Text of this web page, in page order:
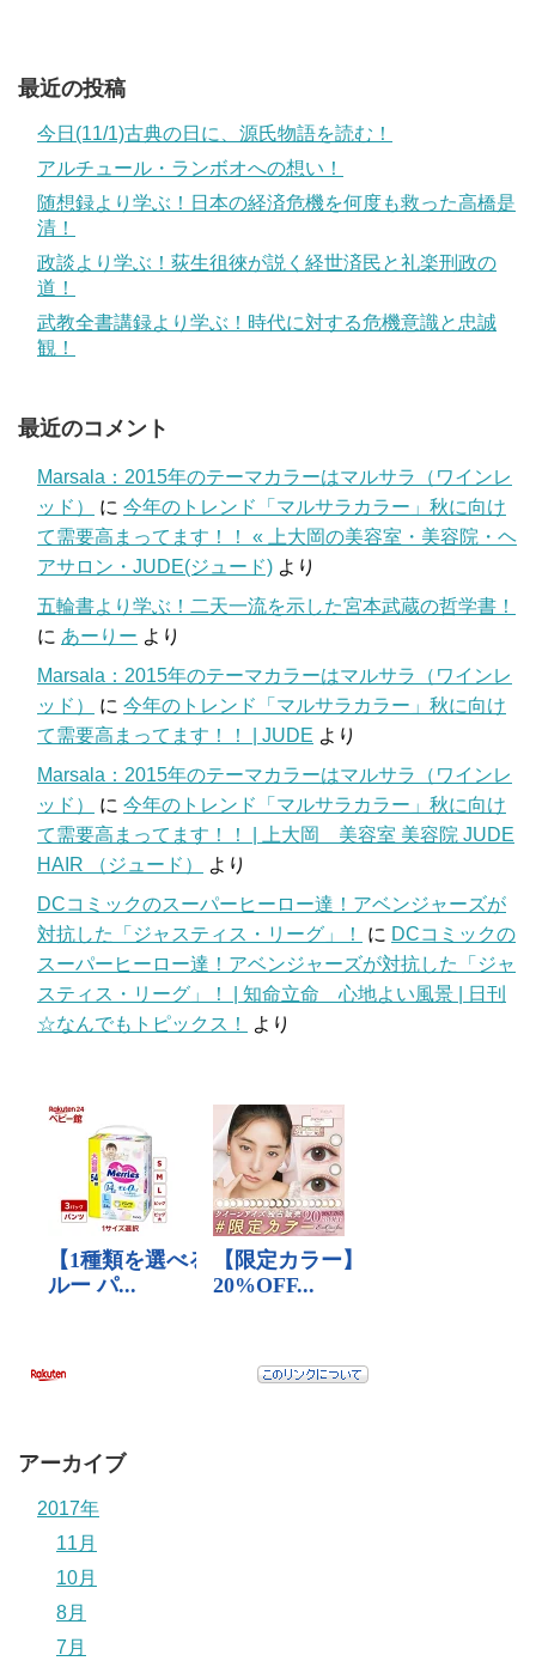
最近の投稿
今日(11/1)古典の日に、源氏物語を読む！
アルチュール・ランボオへの想い！
随想録より学ぶ！日本の経済危機を何度も救った高橋是
清！
政談より学ぶ！荻生徂徠が説く経世済民と礼楽刑政の
道！
武教全書講録より学ぶ！時代に対する危機意識と忠誠
観！
最近のコメント
Marsala：2015年のテーマカラーはマルサラ（ワインレ
ッド）
に 今年のトレンド「マルサラカラー」秋に向け
て需要高まってます！！ « 上大岡の美容室・美容院・ヘ
アサロン・JUDE(ジュード) より
五輪書より学ぶ！二天一流を示した宮本武蔵の哲学書！
に あーりー より
Marsala：2015年のテーマカラーはマルサラ（ワインレ
ッド）
に 今年のトレンド「マルサラカラー」秋に向け
て需要高まってます！！ | JUDE より
Marsala：2015年のテーマカラーはマルサラ（ワインレ
ッド）
に 今年のトレンド「マルサラカラー」秋に向け
て需要高まってます！！ | 上大岡 美容室 美容院 JUDE
HAIR （ジュード）
より
DCコミックのスーパーヒーロー達！アベンジャーズが
対抗した「ジャスティス・リーグ」！
に DCコミックの
スーパーヒーロー達！アベンジャーズが対抗した「ジャ
スティス・リーグ」！ | 知命立命 心地よい風景 | 日刊
☆なんでもトピックス！
より
アーカイブ
2017年
11月
10月
8月
7月